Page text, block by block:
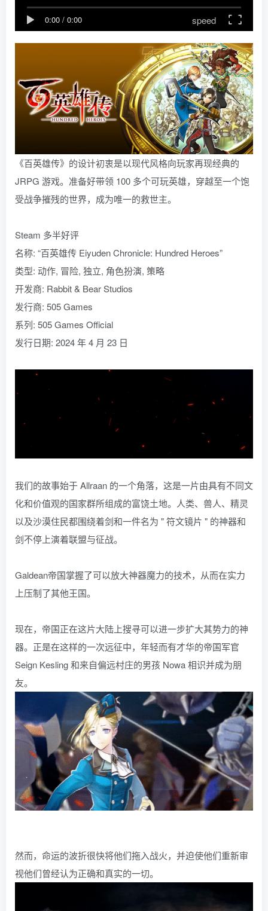
0:00 / 0:00 speed
《百英雄传》的设计初衷是以现代风格向玩家再现经典的
JRPG 游戏。准备好带领 100 多个可玩英雄，穿越至一个饱
受战争摧残的世界，成为唯一的救世主。
Steam 多半好评
名称: “百英雄传 Eiyuden Chronicle: Hundred Heroes”
类型: 动作, 冒险, 独立, 角色扮演, 策略
开发商: Rabbit & Bear Studios
发行商: 505 Games
系列: 505 Games Official
发行日期: 2024 年 4 月 23 日
我们的故事始于 Allraan 的一个角落，这是一片由具有不同文
化和价值观的国家群所组成的富饶土地。人类、兽人、精灵
以及沙漠住民都围绕着剑和一件名为 " 符文镜片 " 的神器和
剑不停上演着联盟与征战。
Galdean帝国掌握了可以放大神器魔力的技术，从而在实力
上压制了其他王国。
现在，帝国正在这片大陆上搜寻可以进一步扩大其势力的神
器。正是在这样的一次远征中，年轻而有才华的帝国军官
Seign Kesling 和来自偏远村庄的男孩 Nowa 相识并成为朋
友。
然而，命运的波折很快将他们拖入战火，并迫使他们重新审
视他们曾经认为正确和真实的一切。